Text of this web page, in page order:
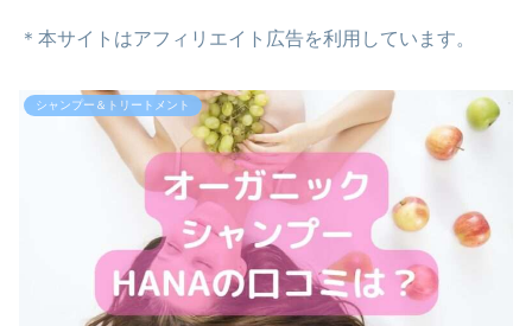
＊本サイトはアフィリエイト広告を利用しています。
シャンプー＆トリートメント